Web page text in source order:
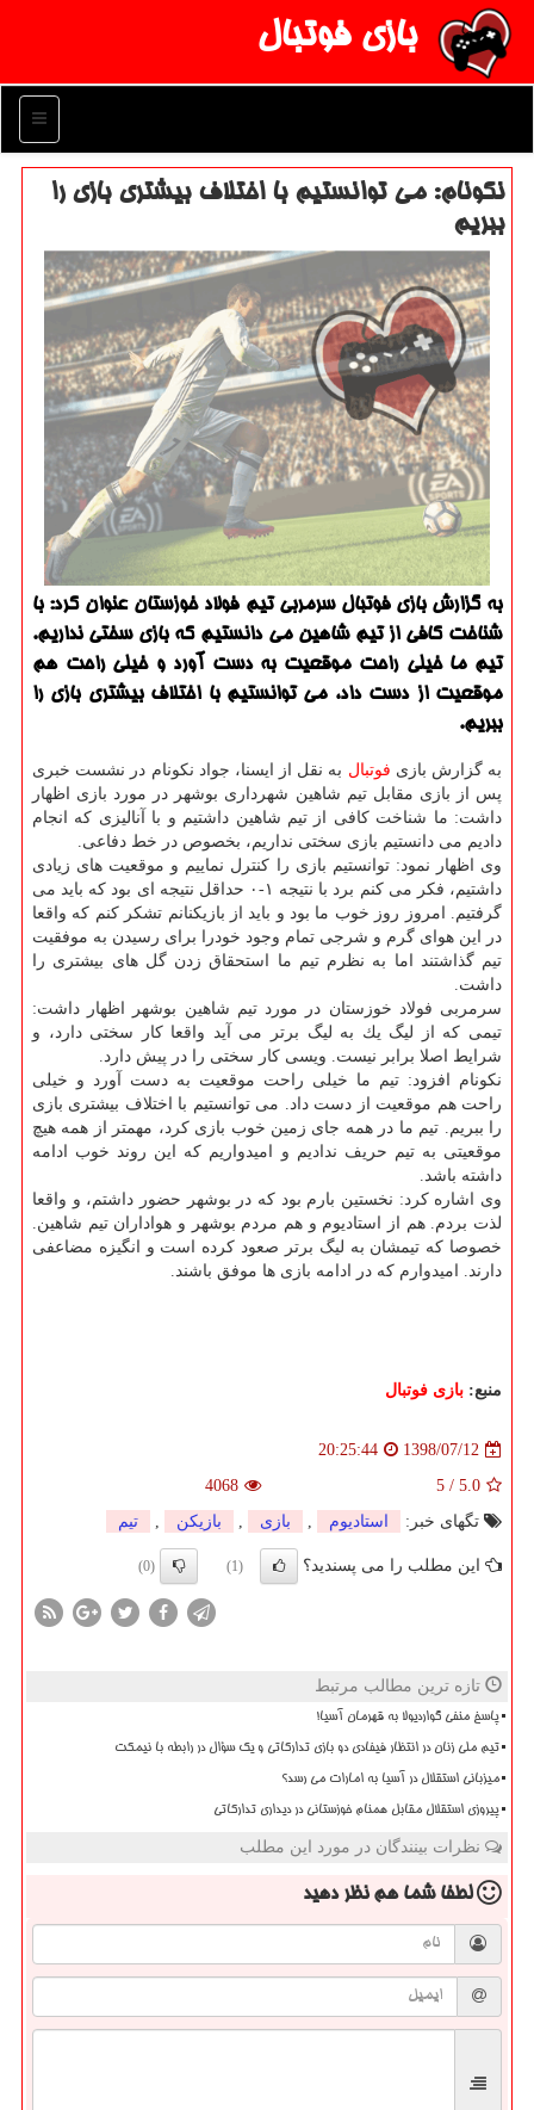
بازی فوتبال
منو
نكونام: می توانستیم با اختلاف بیشتری بازی را
ببریم
به گزارش بازی فوتبال سرمربی تیم فولاد خوزستان عنوان كرد: با
شناخت كافی از تیم شاهین می دانستیم كه بازی سختی نداریم.
تیم ما خیلی راحت موقعیت به دست آورد و خیلی راحت هم
موقعیت از دست داد، می توانستیم با اختلاف بیشتری بازی را
ببریم.
به گزارش بازی فوتبال به نقل از ایسنا، جواد نكونام در نشست خبری
پس از بازی مقابل تیم شاهین شهرداری بوشهر در مورد بازی اظهار
داشت: ما شناخت كافی از تیم شاهین داشتیم و با آنالیزی كه انجام
دادیم می دانستیم بازی سختی نداریم، بخصوص در خط دفاعی.
وی اظهار نمود: توانستیم بازی را كنترل نماییم و موقعیت های زیادی
داشتیم، فكر می كنم برد با نتیجه ۱-۰ حداقل نتیجه ای بود كه باید می
گرفتیم. امروز روز خوب ما بود و باید از بازیكنانم تشكر كنم كه واقعا
در این هوای گرم و شرجی تمام وجود خودرا برای رسیدن به موفقیت
تیم گذاشتند اما به نظرم تیم ما استحقاق زدن گل های بیشتری را
داشت.
سرمربی فولاد خوزستان در مورد تیم شاهین بوشهر اظهار داشت:
تیمی كه از لیگ یك به لیگ برتر می آید واقعا كار سختی دارد، و
شرایط اصلا برابر نیست. ویسی كار سختی را در پیش دارد.
نكونام افزود: تیم ما خیلی راحت موقعیت به دست آورد و خیلی
راحت هم موقعیت از دست داد. می توانستیم با اختلاف بیشتری بازی
را ببریم. تیم ما در همه جای زمین خوب بازی كرد، مهمتر از همه هیچ
موقعیتی به تیم حریف ندادیم و امیدواریم كه این روند خوب ادامه
داشته باشد.
وی اشاره كرد: نخستین بارم بود كه در بوشهر حضور داشتم، و واقعا
لذت بردم. هم از استادیوم و هم مردم بوشهر و هواداران تیم شاهین.
خصوصا كه تیمشان به لیگ برتر صعود كرده است و انگیزه مضاعفی
دارند. امیدوارم كه در ادامه بازی ها موفق باشند.
منبع: بازی فوتبال
1398/07/12
20:25:44
5.0
/
5
4068
تگهای خبر:
استادیوم , بازی , بازیكن , تیم
این مطلب را می پسندید؟ (1)
(0)
تازه ترین مطالب مرتبط
پاسخ منفی گواردیولا به قهرمان آسیا!
تیم ملی زنان در انتظار فیفادی دو بازی تدارکاتی و یک سؤال در رابطه با نیمکت
میزبانی استقلال در آسیا به امارات می رسد؟
پیروزی استقلال مقابل همنام خوزستانی در دیداری تدارکاتی
نظرات بینندگان در مورد این مطلب
لطفا شما همنظر دهید